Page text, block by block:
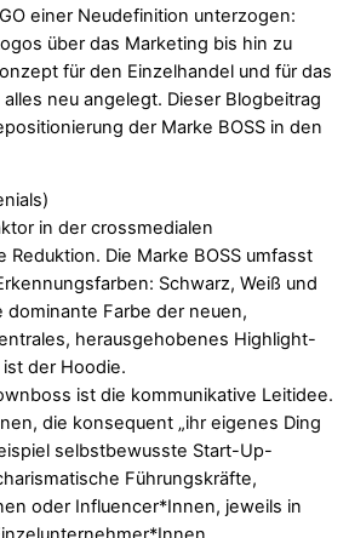
einer Neudefinition unterzogen:
über das Marketing bis hin zu
für den Einzelhandel und für das
neu angelegt. Dieser Blogbeitrag
der Marke BOSS in den
in der crossmedialen
Reduktion. Die Marke BOSS umfasst
Schwarz, Weiß und
dominante Farbe der neuen,
herausgehobenes Highlight-
der Hoodie.
ist die kommunikative Leitidee.
die konsequent „ihr eigenes Ding
selbstbewusste Start-Up-
Führungskräfte,
oder Influencer*Innen, jeweils in